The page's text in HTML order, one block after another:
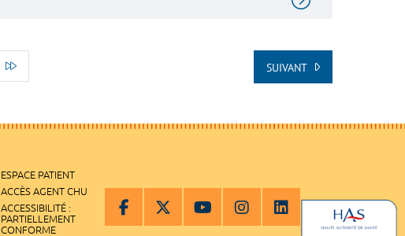
SUIVANT
ESPACE PATIENT
ACCÈS AGENT CHU
ACCESSIBILITÉ :
PARTIELLEMENT
CONFORME